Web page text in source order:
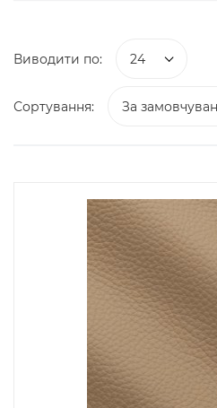
Виводити по: 24
Сортування: За